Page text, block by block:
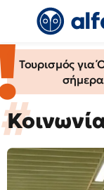
Τουρισμός